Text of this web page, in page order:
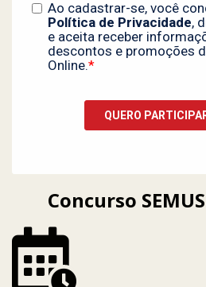
Concurso